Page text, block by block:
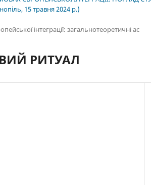
15 травня 2024 р.)
інтеграції: загальнотеоретичні ас
РИТУАЛ